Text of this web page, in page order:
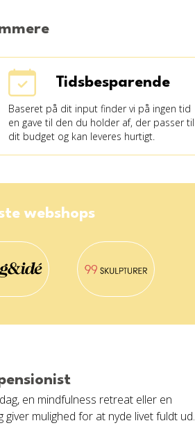
Tidsbesparende
Baseret på dit input finder vi på ingen tid
en gave til den du holder af, der passer til
dit budget og kan leveres hurtigt.
webshops
en mindfulness retreat eller en
mulighed for at nyde livet fuldt ud.